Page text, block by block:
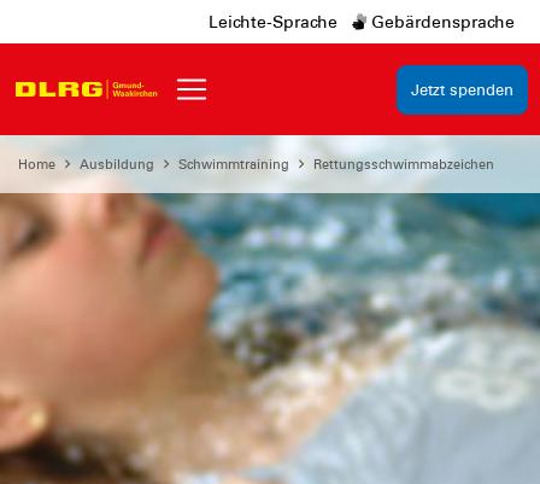
Leichte-Sprache Gebärdensprache
Jetzt spenden
Home Ausbildung Schwimmtraining Rettungsschwimmabzeichen